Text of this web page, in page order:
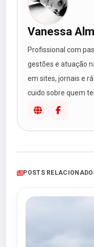
Vanessa
Profissional com
gestões e atuação
em sites, jornais e
cuido sobre quem
POSTS